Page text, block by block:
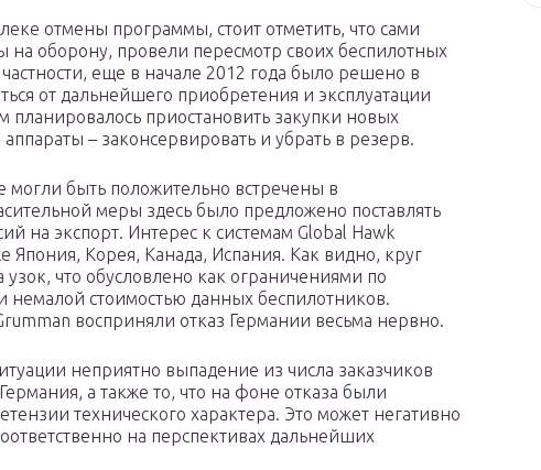
отмены программы, стоит отметить, что сами
оборону, провели пересмотр своих беспилотных
еще в начале 2012 года было решено в
от дальнейшего приобретения и эксплуатации
приостановить закупки новых
– законсервировать и убрать в резерв.
быть положительно встречены в
меры здесь было предложено поставлять
на экспорт. Интерес к системам Global Hawk
Япония, Корея, Канада, Испания. Как видно, круг
что обусловлено как ограничениями по
немалой стоимостью данных беспилотников.
восприняли отказ Германии весьма нервно.
неприятно выпадение из числа заказчиков
а также то, что на фоне отказа были
технического характера. Это может негативно
на перспективах дальнейших